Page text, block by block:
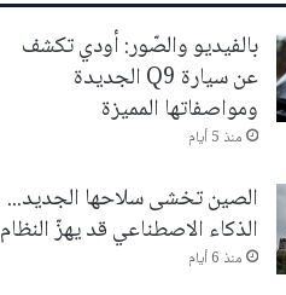
بالفيديو والصّور: أودي تكشف
عن سيارة Q9 الجديدة
ومواصفاتها المميزة
منذ 5 أيام
الصين تخشى سلاحها الجديد...
الذكاء الاصطناعي قد يهزّ النظام
منذ 6 أيام